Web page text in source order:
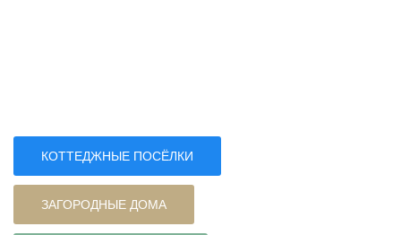
КОТТЕДЖНЫЕ ПОСЁЛКИ
ЗАГОРОДНЫЕ ДОМА